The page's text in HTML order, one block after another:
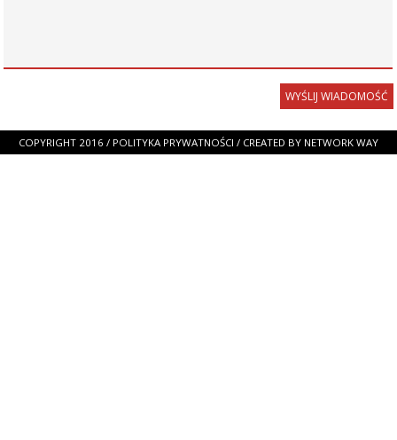
COPYRIGHT 2016 / POLITYKA PRYWATNOŚCI / CREATED BY NETWORK WAY